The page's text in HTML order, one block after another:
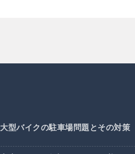
大型バイクの駐車場問題とその対策